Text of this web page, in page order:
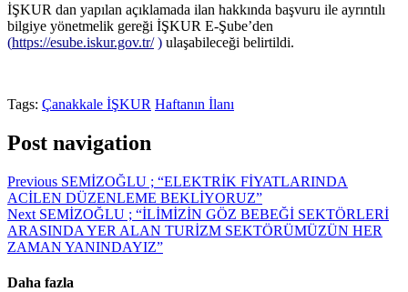
İŞKUR dan yapılan açıklamada ilan hakkında başvuru ile ayrıntılı
bilgiye yönetmelik gereği İŞKUR E-Şube’den
(https://esube.iskur.gov.tr/) ulaşabileceği belirtildi.
Tags: Çanakkale İŞKUR Haftanın İlanı
Post navigation
Previous SEMİZOĞLU ; “ELEKTRİK FİYATLARINDA
ACİLEN DÜZENLEME BEKLİYORUZ”
Next SEMİZOĞLU ; “İLİMİZİN GÖZ BEBEĞİ SEKTÖRLERİ
ARASINDA YER ALAN TURİZM SEKTÖRÜMÜZÜN HER
ZAMAN YANINDAYIZ”
Daha fazla